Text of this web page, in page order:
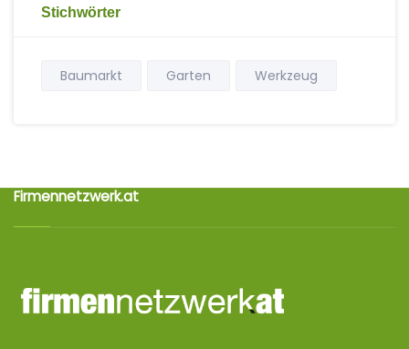
Stichwörter
Baumarkt Garten Werkzeug
Firmennetzwerk.at